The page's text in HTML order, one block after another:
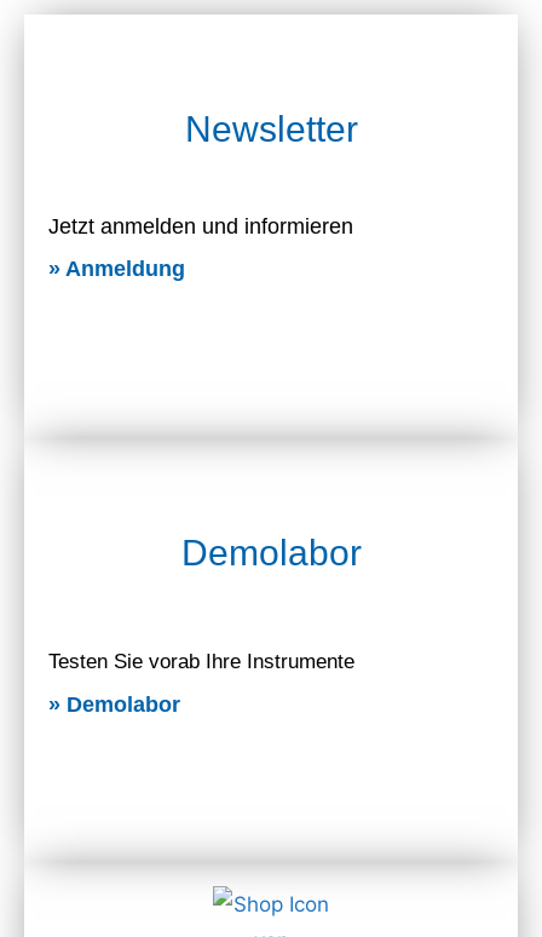
Newsletter
Jetzt anmelden und informieren
» Anmeldung
Demolabor
Testen Sie vorab Ihre Instrumente
» Demolabor